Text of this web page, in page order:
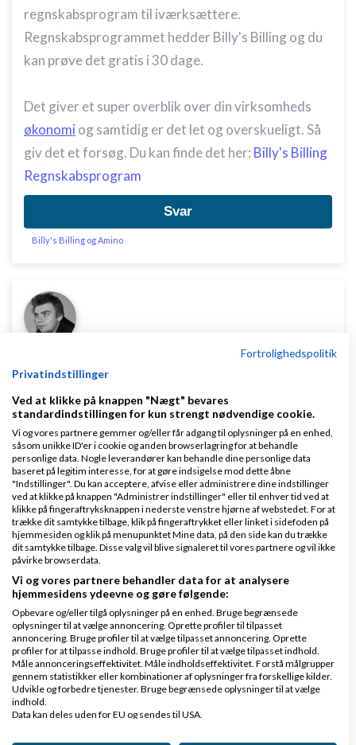
regnskabsprogram til iværksættere.
Regnskabsprogrammet hedder Billy's Billing og du
kan prøve det gratis i 30 dage.
Det giver et super overblik over din virksomheds
økonomi og samtidig er det let og overskueligt. Så
giv det et forsøg. Du kan finde det her: Billy's Billing
Regnskabsprogram
Svar
Billy's Billing og Amino
05-02-2012kl. 17:46
Rettet mod Holmberg-Hansen Group
Jeg har købt jeres Lo** Og jeg er meget skuffet,
programmet køre fint "prøveperioden ud" indtil man
kommer op på 80 posteringer så crasher det
komme i kontakt med jer overhoved har enda
prøvet igennem politiet at få et nr. til jer "offentligt
nr"!. men ingen numre i svare på. Havde det ikke
været fordi jeg havde for travlt og det småpenge vi
snakker om så havde jeg meldt jer til
forbrugerombudsmanden. men ok det kan nås
Fortrolighedspolitik
Privatindstillinger
Ved at klikke på knappen "Nægt" bevares
standardindstillingen for kun strengt nødvendige cookie.
Vi og vores partnere gemmer og/eller får adgang til oplysninger på en enhed,
såsom unikke ID'er i cookie og anden browserlagring for at behandle
personlige data. Nogle leverandører kan behandle dine personlige data
baseret på legitim interesse, for at gøre indsigelse mod dette åbne
"Indstillinger". Du kan acceptere, afvise eller administrere dine indstillinger
ved at klikke på knappen "Administrer indstillinger" eller til enhver tid ved at
klikke på fingeraftryksknappen i nederste venstre hjørne af webstedet. For at
trække dit samtykke tilbage, klik på fingeraftrykket eller linket i sidefoden på
hjemmesiden og klik på menupunktet Mine data, på den side kan du trække
dit samtykke tilbage. Disse valg vil blive signaleret til vores partnere og vil ikke
påvirke browserdata.
Vi og vores partnere behandler data for at analysere
hjemmesidens ydeevne og gøre følgende:
Opbevare og/eller tilgå oplysninger på en enhed. Bruge begrænsede
oplysninger til at vælge annoncering. Oprette profiler til tilpasset
annoncering. Bruge profiler til at vælge tilpasset annoncering. Oprette
profiler for at tilpasse indhold. Bruge profiler til at vælge tilpasset indhold.
Måle annonceringseffektivitet. Måle indholdseffektivitet. Forstå målgrupper
gennem statistikker eller kombinationer af oplysninger fra forskellige kilder.
Udvikle og forbedre tjenester. Bruge begrænsede oplysninger til at vælge
indhold.
Data kan deles uden for EU og sendes til USA.